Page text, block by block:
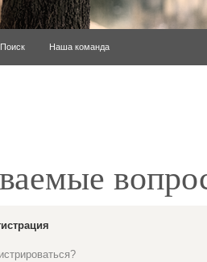
Поиск Наша команда